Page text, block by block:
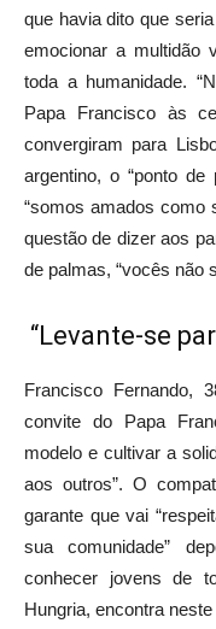
que havia dito que
emocionar a multidão
toda a humanidade.
Papa Francisco às
convergiram para
argentino, o “ponto
“somos amados como
questão de dizer aos
de palmas, “vocês não
“Levante-se
Francisco Fernando,
convite do Papa
modelo e cultivar a
aos outros”. O
garante que vai
sua comunidade”
conhecer jovens de
Hungria, encontra